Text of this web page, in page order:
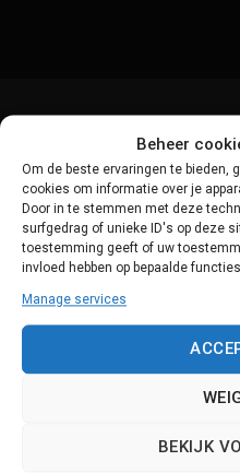
Beheer
Om de beste ervaringen te bieden,
cookies om informatie over je
Door in te stemmen met deze
surfgedrag of unieke ID's op deze
toestemming geeft of uw
invloed hebben op bepaalde
Manage services
BEKIJK
Scorion